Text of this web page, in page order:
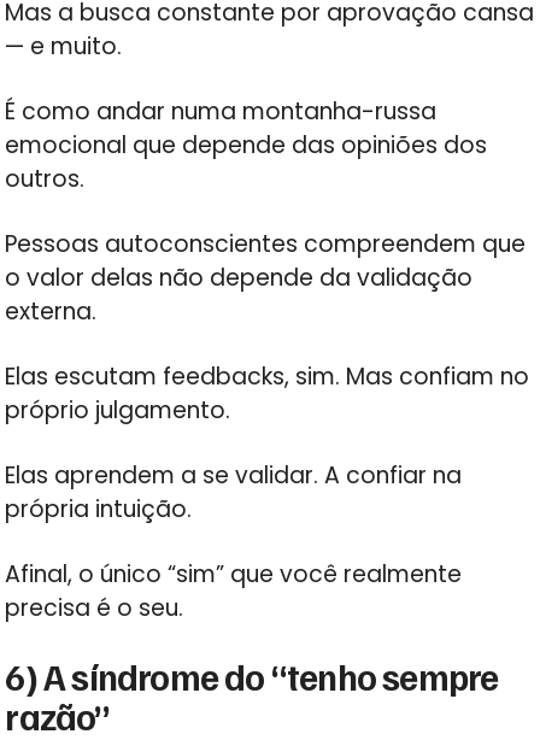
Mas a busca constante por aprovação cansa
— e muito.
É como andar numa montanha-russa
emocional que depende das opiniões dos
outros.
Pessoas autoconscientes compreendem que
o valor delas não depende da validação
externa.
Elas escutam feedbacks, sim. Mas confiam no
próprio julgamento.
Elas aprendem a se validar. A confiar na
própria intuição.
Afinal, o único “sim” que você realmente
precisa é o seu.
6) A síndrome do “tenho sempre
razão”